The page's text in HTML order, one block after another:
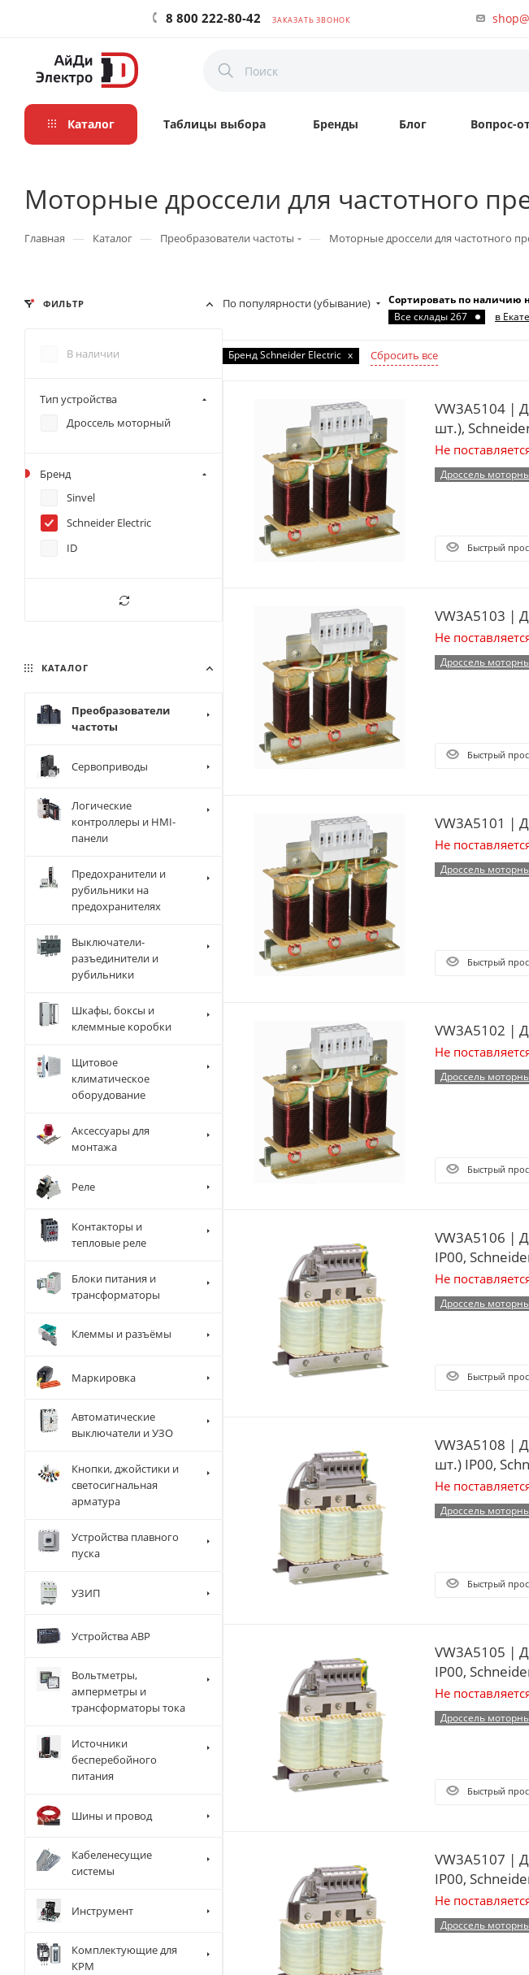
8 800 222-80-42 ЗАКАЗАТЬ ЗВОНОК
Каталог Таблицы выбора Бренды Блог Вопрос-
Моторные дроссели для частотного
Главная — Каталог — Преобразователи частоты — Моторные дроссели для частотного
По популярности (убывание)
Сортировать по наличию
Все склады 267
в
Бренд Schneider Electric x Сбросить все
VW3A5104 |
шт.),
Не
Дроссель
Быстрый
VW3A5103 |
Не
Дроссель
Быстрый
VW3A5101 |
Не
Дроссель
Быстрый
Не
Дроссель
Быстрый
VW3A5106 | Дроссель
IP00,
Не
Дроссель
Быстрый
VW3A5108 |
шт.) IP00,
Не
Дроссель
Быстрый
VW3A5105 |
IP00,
Не
Дроссель
Быстрый
VW3A5107 |
IP00,
Не
Дроссель
ФИЛЬТР
В наличии
Тип устройства
Дроссель моторный
Бренд
Sinvel
Schneider Electric
ID
КАТАЛОГ
Преобразователи
частоты
Сервоприводы
Логические
контроллеры и HMI-
панели
Предохранители и
рубильники на
предохранителях
Выключатели-
разъединители и
рубильники
Шкафы, боксы и
клеммные коробки
Щитовое
климатическое
оборудование
Аксессуары для
монтажа
Реле
Контакторы и
тепловые реле
Блоки питания и
трансформаторы
Клеммы и разъёмы
Маркировка
Автоматические
выключатели и УЗО
Кнопки, джойстики и
светосигнальная
арматура
Устройства плавного
пуска
УЗИП
Устройства АВР
Вольтметры,
амперметры и
трансформаторы тока
Источники
бесперебойного
питания
Шины и провод
Кабеленесущие
системы
Инструмент
Комплектующие для
КРМ